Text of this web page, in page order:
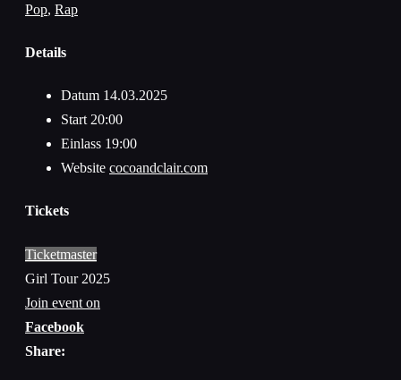
Pop, Rap
Details
Datum 14.03.2025
Start 20:00
Einlass 19:00
Website cocoandclair.com
Tickets
Ticketmaster
Girl Tour 2025
Join event on
Facebook
Share: